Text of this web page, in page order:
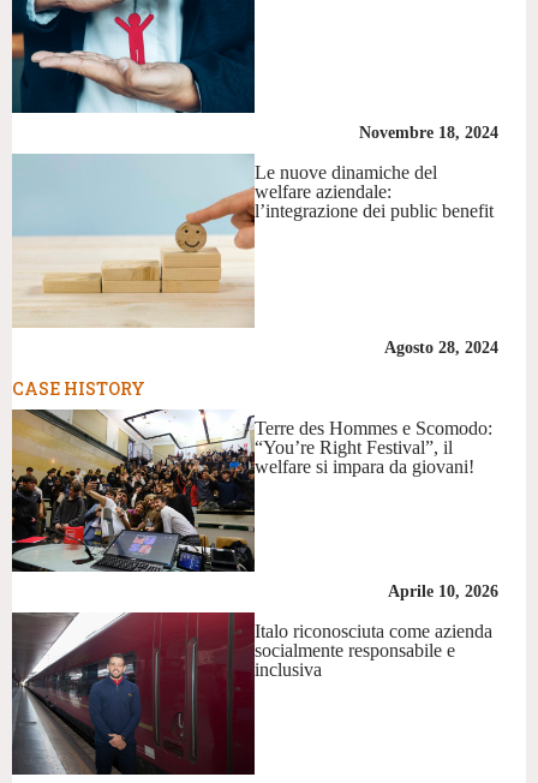
Novembre 18, 2024
Le nuove dinamiche del
welfare aziendale:
l’integrazione dei public benefit
Agosto 28, 2024
CASE HISTORY
Terre des Hommes e Scomodo:
“You’re Right Festival”, il
welfare si impara da giovani!
Aprile 10, 2026
Italo riconosciuta come azienda
socialmente responsabile e
inclusiva